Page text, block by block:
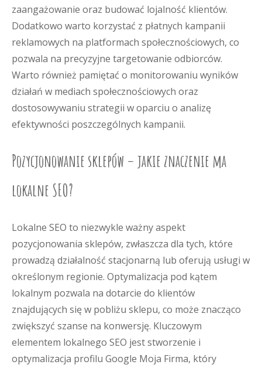
zaangażowanie oraz budować lojalność klientów.
Dodatkowo warto korzystać z płatnych kampanii
reklamowych na platformach społecznościowych, co
pozwala na precyzyjne targetowanie odbiorców.
Warto również pamiętać o monitorowaniu wyników
działań w mediach społecznościowych oraz
dostosowywaniu strategii w oparciu o analizę
efektywności poszczególnych kampanii.
Pozycjonowanie sklepów – jakie znaczenie ma
lokalne SEO?
Lokalne SEO to niezwykle ważny aspekt
pozycjonowania sklepów, zwłaszcza dla tych, które
prowadzą działalność stacjonarną lub oferują usługi w
określonym regionie. Optymalizacja pod kątem
lokalnym pozwala na dotarcie do klientów
znajdujących się w pobliżu sklepu, co może znacząco
zwiększyć szanse na konwersję. Kluczowym
elementem lokalnego SEO jest stworzenie i
optymalizacja profilu Google Moja Firma, który